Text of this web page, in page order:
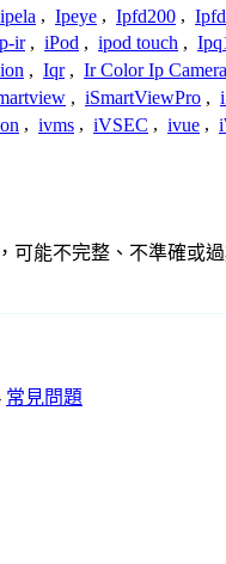
ipela , Ipeye , Ipfd200 ,
ir , iPod , ipod touch ,
, Iqr , Ir Color Ip Camera
, iSmartViewPro ,
, ivms , iVSEC , ivue ,
可能不完整、不準確或
常見問題